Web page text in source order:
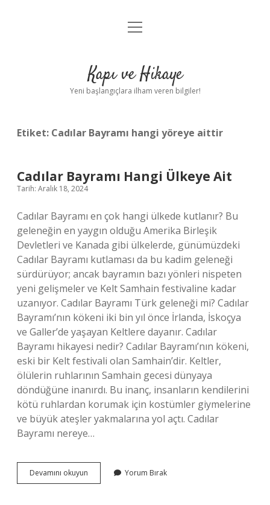
Anasayfa
Yasal Uyarı
menüyü
Kapı ve Hikaye
Yeni başlangıçlara ilham veren bilgiler!
Etiket: Cadılar Bayramı hangi yöreye aittir
Cadılar Bayramı Hangi Ülkeye Ait
Tarih: Aralık 18, 2024
Cadılar Bayramı en çok hangi ülkede kutlanır? Bu
geleneğin en yaygın olduğu Amerika Birleşik
Devletleri ve Kanada gibi ülkelerde, günümüzdeki
Cadılar Bayramı kutlaması da bu kadim geleneği
sürdürüyor; ancak bayramın bazı yönleri nispeten
yeni gelişmeler ve Kelt Samhain festivaline kadar
uzanıyor. Cadılar Bayramı Türk geleneği mi? Cadılar
Bayramı’nın kökeni iki bin yıl önce İrlanda, İskoçya
ve Galler’de yaşayan Keltlere dayanır. Cadılar
Bayramı hikayesi nedir? Cadılar Bayramı’nın kökeni,
eski bir Kelt festivali olan Samhain’dir. Keltler,
ölülerin ruhlarının Samhain gecesi dünyaya
döndüğüne inanırdı. Bu inanç, insanların kendilerini
kötü ruhlardan korumak için kostümler giymelerine
ve büyük ateşler yakmalarına yol açtı. Cadılar
Bayramı nereye…
Devamını okuyun
Bayramı
Yorum Bırak